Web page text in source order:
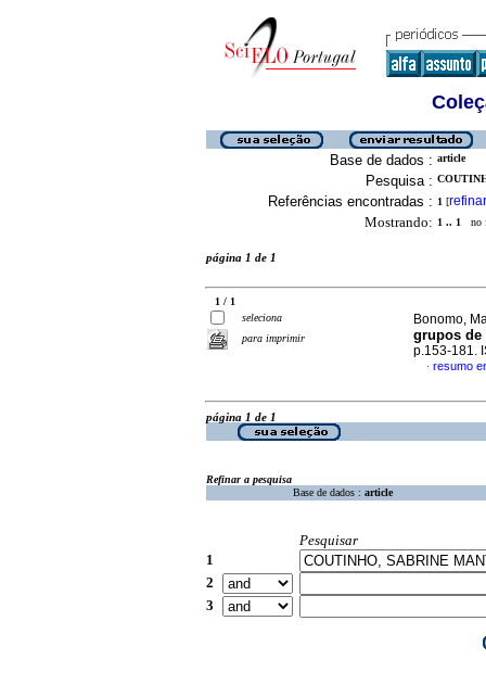
Base de dados : article
Pesquisa :
Referências encontradas : 1 [refinar
Mostrando: 1 .. 1 no
página 1 de 1
1 / 1
seleciona
para imprimir
Bonomo,
grupos de
p.153-181.
· resumo
página 1 de 1
Refinar a pesquisa
Base de dados : article
Pesquisar
1
2
3